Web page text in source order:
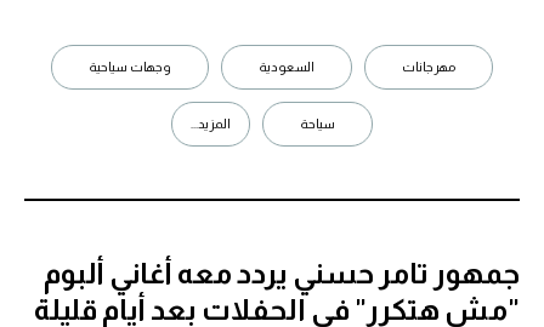
مهرجانات السعودية وجهات سياحية
سياحة المزيد...
جمهور تامر حسني يردد معه أغاني ألبوم
"مش هتكرر" في الحفلات بعد أيام قليلة